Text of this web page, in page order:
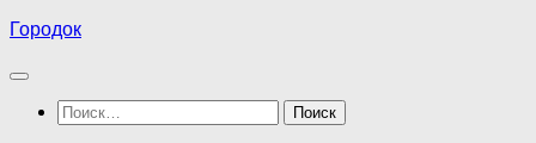
Перейти
содержимому
Городок
Найти: